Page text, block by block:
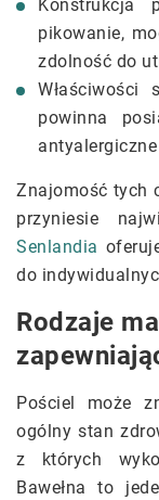
Konstrukcja
pikowanie,
zdolność do
Właściwości
powinna
Znajomość tych
przyniesie
Senlandia
do
Rodzaje
Pościel może
ogólny stan
z których
Bawełna to